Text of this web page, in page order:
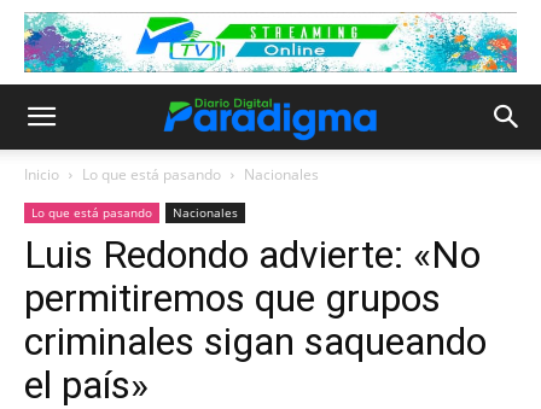
Inicio Lo que está pasando Nacionales
Lo que está pasando Nacionales
Luis Redondo advierte: «No
permitiremos que grupos
criminales sigan saqueando
el país»